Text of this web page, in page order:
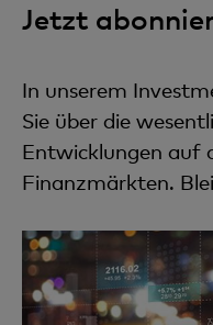
Jetzt
In unserem
Sie über die
Entwicklungen auf
Finanzmärkten.